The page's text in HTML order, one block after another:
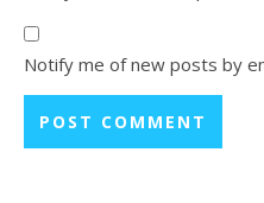
Notify me of new posts by